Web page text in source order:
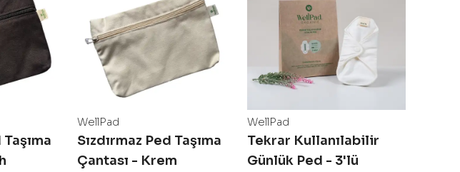
Taşıma
WellPad
Sızdırmaz Ped Taşıma
Çantası - Krem
WellPad
Tekrar Kullanılabilir
Günlük Ped - 3'lü